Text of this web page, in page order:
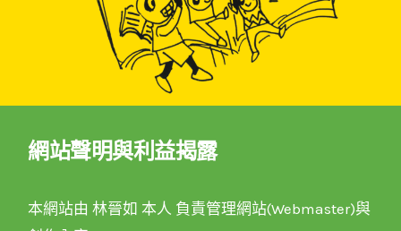
網站聲明與利益揭露
本網站由 林晉如 本人 負責管理網站(Webmaster)與